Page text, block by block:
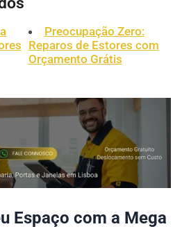
Preocupação Zero:
Reparos de Estores com
Orçamento Grátis
Espaço com a Mega